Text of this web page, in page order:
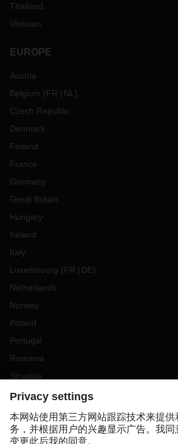
Thailand
Vietnam
EUROPE
Austria
Belgium (FR NL )
Czech Republic
Denmark
Finland
France
Germany
Great Britain
Hungary
Ireland
Italy
Luxembourg (FR DE)
Netherlands
Norway
Poland
Portugal
Romania
Slovakia
Spain
Sweden
Switzerland (DE FR)